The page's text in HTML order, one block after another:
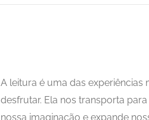
A leitura é uma das
desfrutar. Ela nos transporta
nossa imaginação e expande